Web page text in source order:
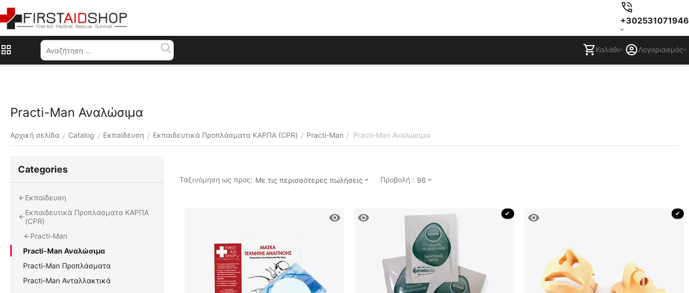
+302531071946
Καλάθι Λογαριασμός
Practi-Man Αναλώσιμα
Αρχική σελίδα / Catalog / Εκπαίδευση / Εκπαιδευτικά Προπλάσματα ΚΑΡΠΑ (CPR) / Practi-Man / Practi-Man Αναλώσιμα
Ταξινόμηση ως προς: Με τις περισσότερες πωλήσεις Προβολή : 96
✔ ✔
Сategories
Εκπαίδευση
Εκπαιδευτικά Προπλάσματα ΚΑΡΠΑ
(CPR)
Practi-Man
Practi-Man Αναλώσιμα
Practi-Man Προπλάσματα
Practi-Man Ανταλλακτικά